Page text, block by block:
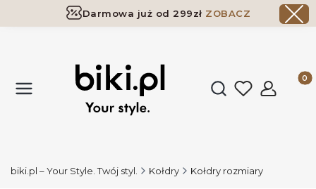
Darmowa już od 299zł ZOBACZ
Otwórz
biki.pl – Your Style. Twój styl. Kołdry Kołdry rozmiary